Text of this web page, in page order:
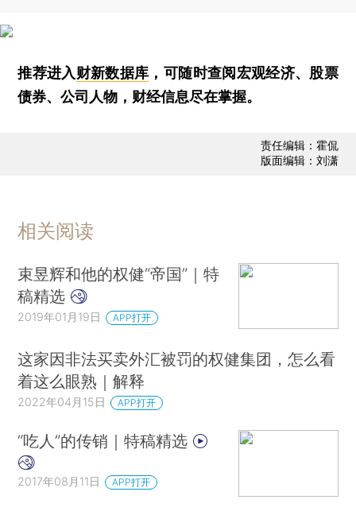
推荐进入财新数据库 ，可随时查阅宏观经济、股票
债券、公司人物，财经信息尽在掌握。
责任编辑：霍侃
版面编辑：刘潇
相关阅读
束昱辉和他的权健“帝国”｜特
稿精选
2019年01月19日 APP打开
这家因非法买卖外汇被罚的权健集团，怎么看
着这么眼熟｜解释
2022年04月15日 APP打开
“吃人”的传销｜特稿精选
2017年08月11日 APP打开